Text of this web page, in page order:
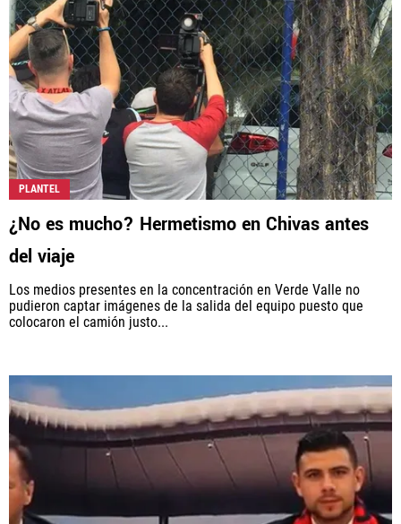
PLANTEL
¿No es mucho? Hermetismo en Chivas antes
del viaje
Los medios presentes en la concentración en Verde Valle no
pudieron captar imágenes de la salida del equipo puesto que
colocaron el camión justo...